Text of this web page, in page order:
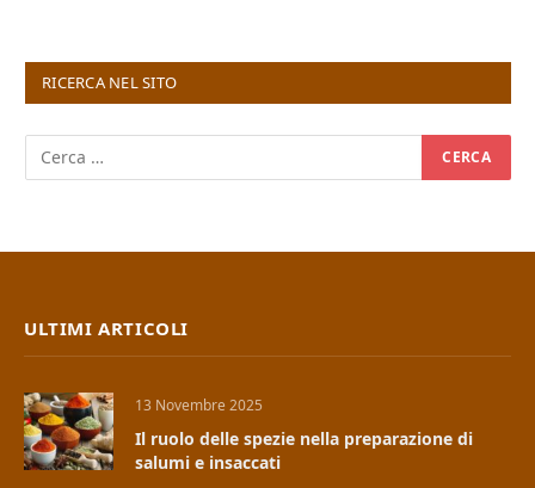
RICERCA NEL SITO
ULTIMI ARTICOLI
13 Novembre 2025
Il ruolo delle spezie nella preparazione di
salumi e insaccati